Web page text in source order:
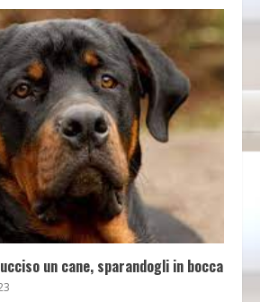
un cane, sparandogli in bocca